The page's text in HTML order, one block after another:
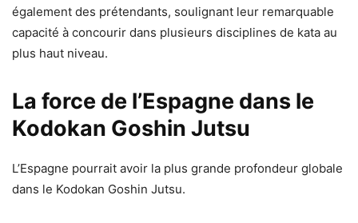
également des prétendants, soulignant leur remarquable
capacité à concourir dans plusieurs disciplines de kata au
plus haut niveau.
La force de l’Espagne dans le
Kodokan Goshin Jutsu
L’Espagne pourrait avoir la plus grande profondeur globale
dans le Kodokan Goshin Jutsu.